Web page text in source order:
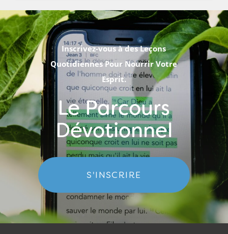
Inscrivez-vous à des Leçons
Quotidiennes Pour Nourrir Votre
Esprit.
Le Parcours
Dévotionnel
S'INSCRIRE